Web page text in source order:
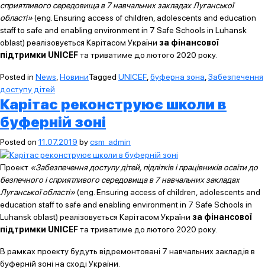
сприятливого середовища в 7 навчальних закладах Луганської
області»(eng. Ensuring access of children, adolescents and education
staff to safe and enabling environment in 7 Safe Schools in Luhansk
oblast) реалізовується Карітасом України за фінансової
підтримки UNICEFта триватиме до лютого 2020 року.
Posted in News НовиниTagged UNICEF буферна зона Забезпечення
доступу дітей
Карітас реконструює школи в
буферній зоні
Posted on 11.07.2019 bycsm_admin
Проект «Забезпечення доступу дітей, підлітків і працівників освіти до
безпечного і сприятливого середовища в 7 навчальних закладах
Луганської області»(eng. Ensuring access of children, adolescents and
education staff to safe and enabling environment in 7 Safe Schools in
Luhansk oblast) реалізовується Карітасом України за фінансової
підтримки UNICEFта триватиме до лютого 2020 року.
В рамках проекту будуть відремонтовані 7 навчальних закладів в
буферній зоні на сході України.